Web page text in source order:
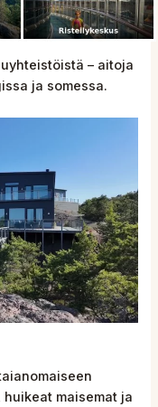
– aitoja
ja somessa.
maisemat ja